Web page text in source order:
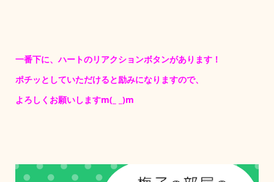
一番下に、ハートのリアクションボタンがあります！
ポチッとしていただけると励みになりますので、
よろしくお願いしますm(_ _)m